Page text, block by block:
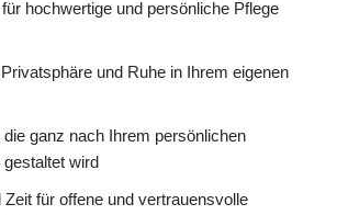
hochwertige und persönliche Pflege
und Ruhe in Ihrem eigenen
die ganz nach Ihrem persönlichen
wird
für offene und vertrauensvolle